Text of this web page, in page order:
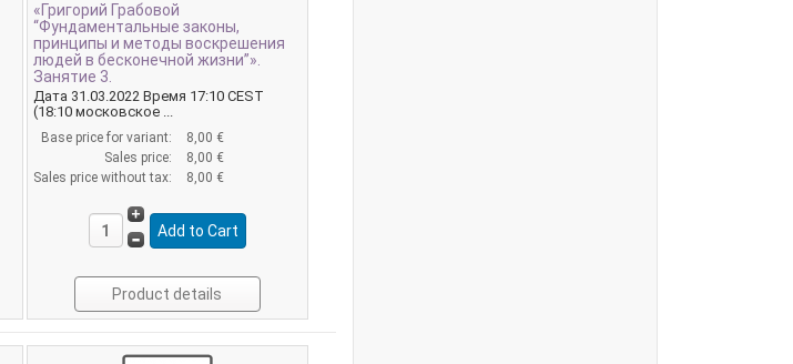
«Григорий Грабовой
“Фундаментальные законы,
принципы и методы воскрешения
людей в бесконечной жизни”».
Занятие 3.
Дата 31.03.2022 Время 17:10 CEST
(18:10 московское ...
Base price for variant:
8,00 €
Sales price:
8,00 €
Sales price without tax:
8,00 €
Product details